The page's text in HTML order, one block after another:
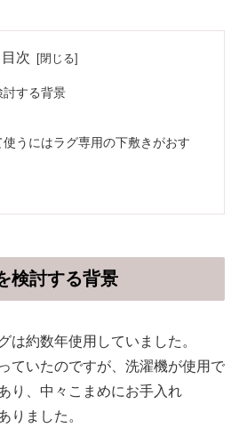
目次
討する背景
うにはラグ専用の下敷きがおす
検討する背景
は約数年使用していました。
ていたのですが、洗濯機が使用で
り、中々こまめにお手入れ
りました。